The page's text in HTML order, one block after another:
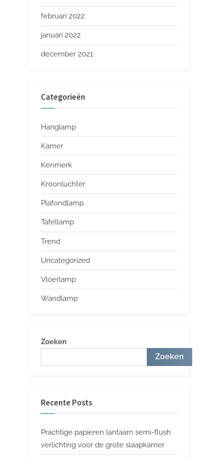
februari 2022
januari 2022
december 2021
Categorieën
Hanglamp
Kamer
Kenmerk
Kroonluchter
Plafondlamp
Tafellamp
Trend
Uncategorized
Vloerlamp
Wandlamp
Zoeken
Zoeken
Recente Posts
Prachtige papieren lantaarn semi-flush
verlichting voor de grote slaapkamer